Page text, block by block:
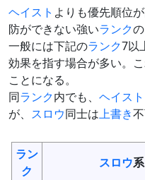
ヘイスト よりも優先順位
防ができない強いランクの
一般には下記のランク7以
効果を指す場合が多い。
ことになる。
同ランク内でも、 ヘイスト
が、 スロウ同士は上書き
ラン
ク
スロウ系